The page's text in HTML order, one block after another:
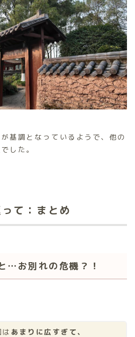
基調となっているようで、他の
した。
て：まとめ
…お別れの危機？！
あまりに広すぎて、